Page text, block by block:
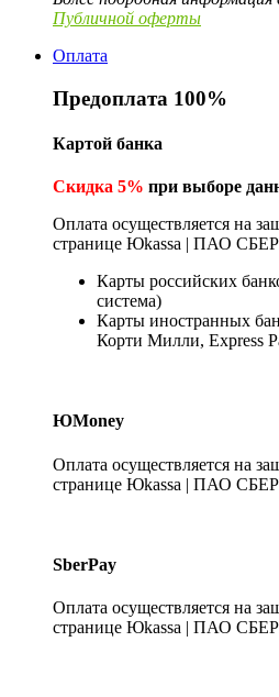
Публичной оферты
Оплата
Предоплата 100%
Картой банка
Скидка 5% при выборе
Оплата осуществляется на
странице Юkassa | ПАО
Карты российских
система)
Карты иностранных
Корти Милли, Express
ЮMoney
Оплата осуществляется на
странице Юkassa | ПАО
SberPay
Оплата осуществляется на
странице Юkassa | ПАО